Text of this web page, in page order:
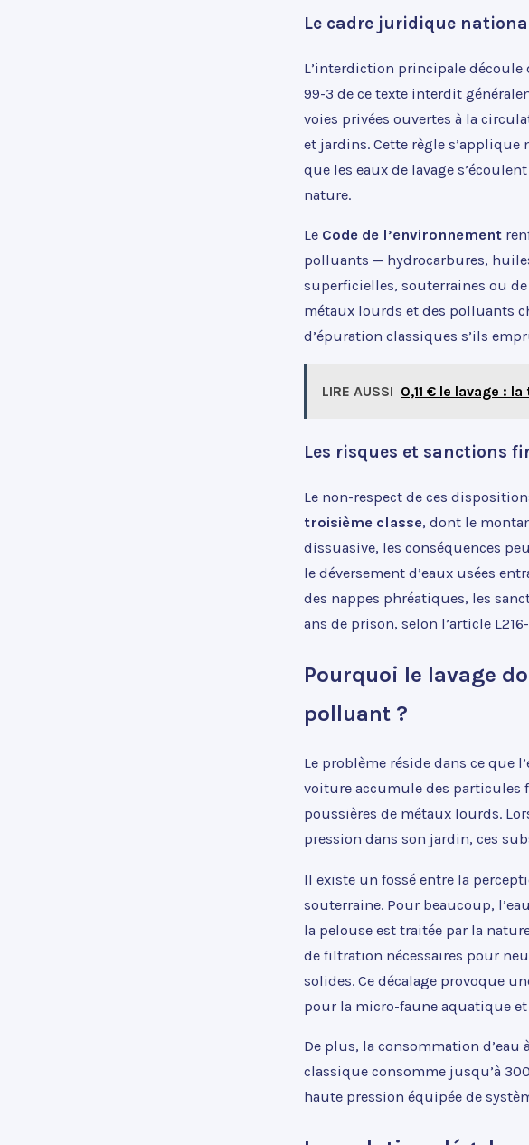
Le cadre juridique
L’interdiction principale découle
99-3 de ce texte interdit
voies privées ouvertes à la
et jardins. Cette règle
que les eaux de lavage
nature.
Le Code de l’environnement
polluants — hydrocarbures,
superficielles, souterraines ou
métaux lourds et des polluants
d’épuration classiques s’ils
LIRE AUSSI 0,11 € le lavage :
Les risques et sanctions
Le non-respect de ces
troisième classe, dont le
dissuasive, les conséquences
le déversement d’eaux usées
des nappes phréatiques, les
ans de prison, selon l’article
Pourquoi le lavage
polluant ?
Le problème réside dans ce que
voiture accumule des particules
poussières de métaux lourds.
pression dans son jardin, ces
Il existe un fossé entre la
souterraine. Pour beaucoup,
la pelouse est traitée par la
de filtration nécessaires pour
solides. Ce décalage provoque
pour la micro-faune aquatique et
De plus, la consommation d’eau
classique consomme jusqu’à
haute pression équipée de